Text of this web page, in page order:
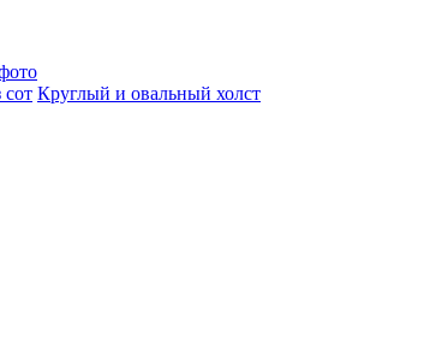
Круглый и овальный холст